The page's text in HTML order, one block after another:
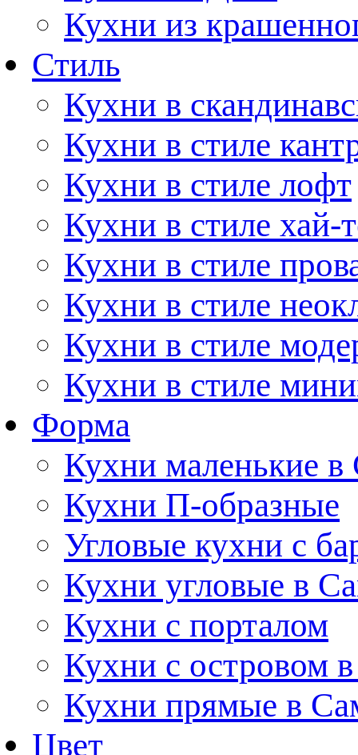
Кухни из
Стиль
Кухни в
Кухни в стиле
Кухни в стиле лофт
Кухни в стиле хай-
Кухни в стиле
Кухни в стиле
Кухни в стиле
Кухни в стиле
Форма
Кухни маленькие в
Кухни П-образные
Угловые кухни с
Кухни угловые в
Кухни с порталом
Кухни с островом
Кухни прямые в
Цвет